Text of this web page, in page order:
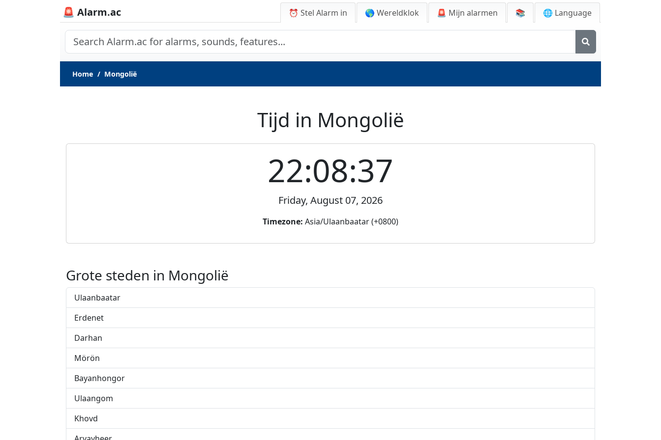
🚨 Alarm.ac ⏰ Stel Alarm in 🌎 Wereldklok 🚨 Mijn alarmen 📚 🌐 Language
Home Mongolië
Tijd in Mongolië
22:08:37
Friday, August 07, 2026
Timezone: Asia/Ulaanbaatar (+0800)
Grote steden in Mongolië
Ulaanbaatar
Erdenet
Darhan
Mörön
Bayanhongor
Ulaangom
Khovd